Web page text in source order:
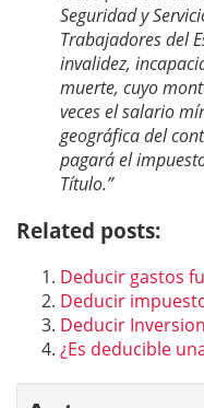
Seguridad y
Trabajadores del
invalidez,
muerte, cuyo
veces el salario
geográfica del
pagará el
Título.”
Related posts:
Deducir gastos
Deducir
Deducir
¿Es deducible